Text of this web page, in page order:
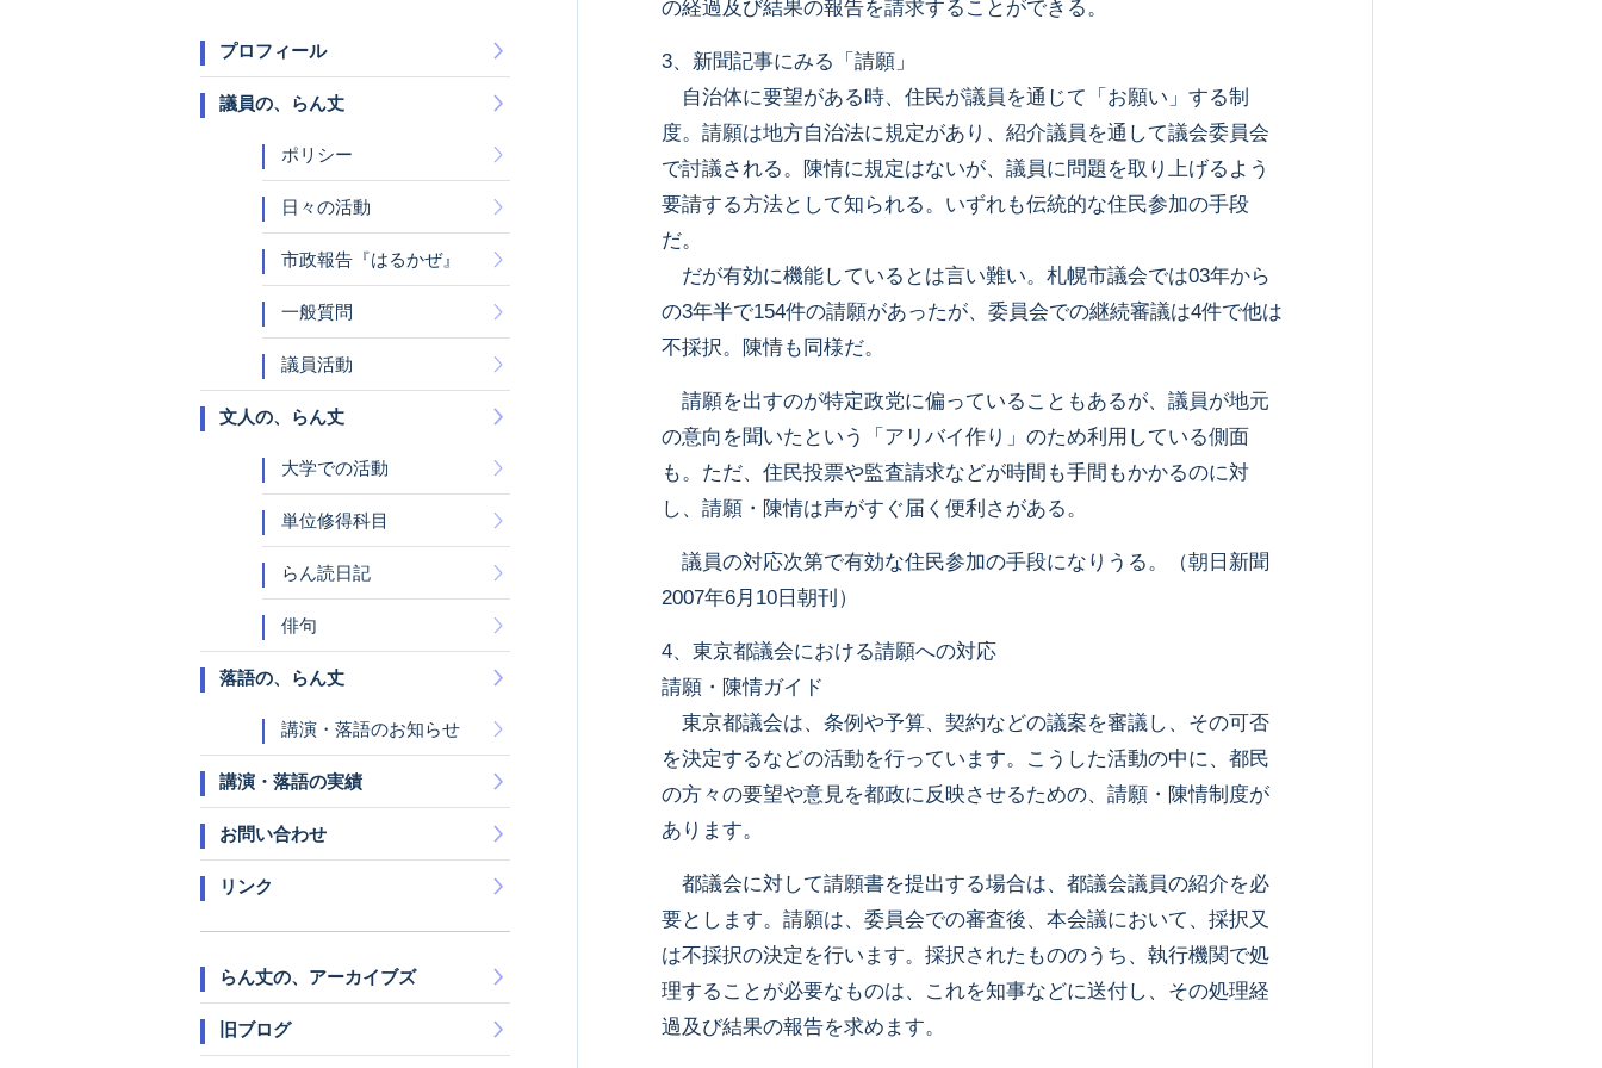
の経過及び結果の報告を請求することができる。
3、新聞記事にみる「請願」
自治体に要望がある時、住民が議員を通じて「お願い」する制
度。請願は地方自治法に規定があり、紹介議員を通して議会委員会
で討議される。陳情に規定はないが、議員に問題を取り上げるよう
要請する方法として知られる。いずれも伝統的な住民参加の手段
だ。
だが有効に機能しているとは言い難い。札幌市議会では03年から
の3年半で154件の請願があったが、委員会での継続審議は4件で他は
不採択。陳情も同様だ。
請願を出すのが特定政党に偏っていることもあるが、議員が地元
の意向を聞いたという「アリバイ作り」のため利用している側面
も。ただ、住民投票や監査請求などが時間も手間もかかるのに対
し、請願・陳情は声がすぐ届く便利さがある。
議員の対応次第で有効な住民参加の手段になりうる。（朝日新聞
2007年6月10日朝刊）
4、東京都議会における請願への対応
請願・陳情ガイド
東京都議会は、条例や予算、契約などの議案を審議し、その可否
を決定するなどの活動を行っています。こうした活動の中に、都民
の方々の要望や意見を都政に反映させるための、請願・陳情制度が
あります。
都議会に対して請願書を提出する場合は、都議会議員の紹介を必
要とします。請願は、委員会での審査後、本会議において、採択又
は不採択の決定を行います。採択されたもののうち、執行機関で処
理することが必要なものは、これを知事などに送付し、その処理経
過及び結果の報告を求めます。
プロフィール
議員の、らん丈
ポリシー
日々の活動
市政報告『はるかぜ』
一般質問
議員活動
文人の、らん丈
大学での活動
単位修得科目
らん読日記
俳句
落語の、らん丈
講演・落語のお知らせ
講演・落語の実績
お問い合わせ
リンク
らん丈の、アーカイブズ
旧ブログ